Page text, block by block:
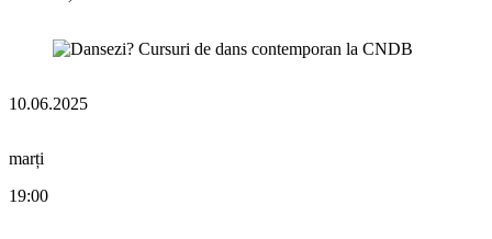
10.06.2025
marți
19:00